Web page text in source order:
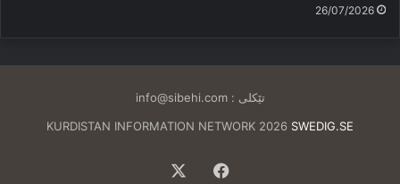
26/07/2026
تێکلی :info@sibehi.com
KURDISTAN INFORMATION NETWORK 2026 SWEDIG.SE
Facebook